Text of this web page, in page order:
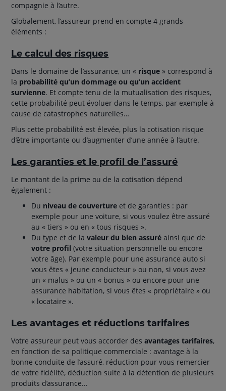
compagnie à l’autre.
Globalement, l’assureur prend en compte 4 grands
éléments :
Le calcul des risques
Dans le domaine de l’assurance, un « risque » correspond à
la probabilité qu’un dommage ou qu’un accident
survienne. Et compte tenu de la mutualisation des risques,
cette probabilité peut évoluer dans le temps, par exemple à
cause de catastrophes naturelles…
Plus cette probabilité est élevée, plus la cotisation risque
d’être importante ou d’augmenter d’une année à l’autre.
Les garanties et le profil de l’assuré
Le montant de la prime ou de la cotisation dépend
également :
Du niveau de couverture et de garanties : par
exemple pour une voiture, si vous voulez être assuré
au « tiers » ou en « tous risques ».
Du type et de lavaleur du bien assuré ainsi que de
votre profil (votre situation personnelle ou encore
votre âge). Par exemple pour une assurance auto si
vous êtes « jeune conducteur » ou non, si vous avez
un « malus » ou un « bonus » ou encore pour une
assurance habitation, si vous êtes « propriétaire » ou
« locataire ».
Les avantages et réductions tarifaires
Votre assureur peut vous accorder desavantages tarifaires,
en fonction de sa politique commerciale : avantage à la
bonne conduite de l’assuré, réduction pour vous remercier
de votre fidélité, déduction suite à la détention de plusieurs
produits d’assurance...